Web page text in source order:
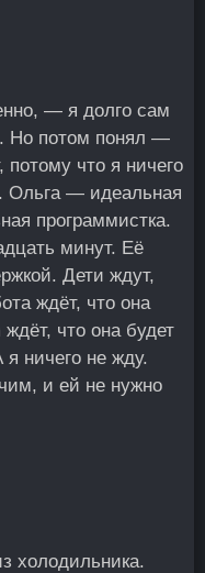
— я долго сам
Но потом понял —
потому что я ничего
Ольга — идеальная
программистка.
минут. Её
Дети ждут,
ждёт, что она
что она будет
я ничего не жду.
и ей не нужно
холодильника.